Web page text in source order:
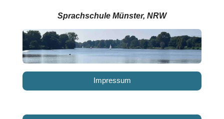
Sprachschule Münster, NRW
Impressum